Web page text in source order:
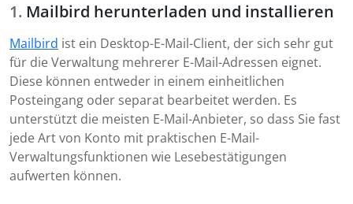
Mailbird herunterladen und installieren
Mailbird ist ein Desktop-E-Mail-Client, der sich sehr gut
für die Verwaltung mehrerer E-Mail-Adressen eignet.
Diese können entweder in einem einheitlichen
Posteingang oder separat bearbeitet werden. Es
unterstützt die meisten E-Mail-Anbieter, so dass Sie fast
jede Art von Konto mit praktischen E-Mail-
Verwaltungsfunktionen wie Lesebestätigungen
aufwerten können.